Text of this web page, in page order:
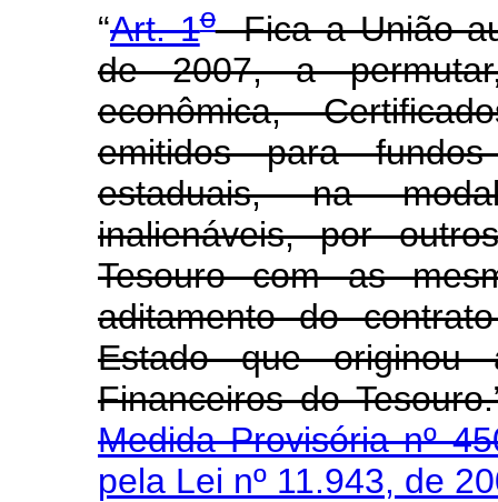
“Art. 1oFica a União
de 2007, a
econômica,
emitidos para
estaduais, na
inalienáveis, por
Tesouro com as
aditamento do
Estado que originou
Financeiros do
Medida Provisória nº
pela Lei nº 11.943, de